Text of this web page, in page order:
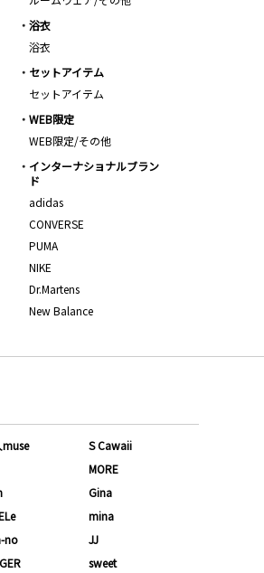
浴衣
浴衣
セットアイテム
セットアイテム
WEB限定
WEB限定/その他
インターナショナルブラン
ド
adidas
CONVERSE
PUMA
NIKE
Dr.Martens
New Balance
muse
S Cawaii
MORE
Gina
mina
no
JJ
sweet